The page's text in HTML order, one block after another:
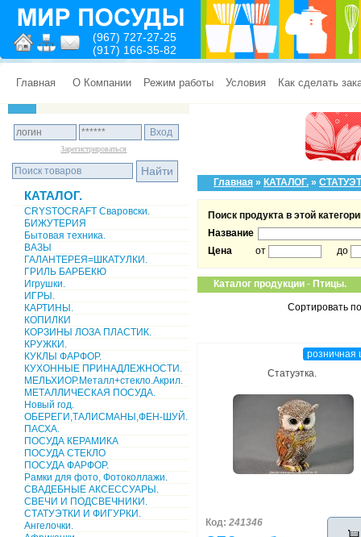
(967) 727-27-25
(917) 166-35-82
Главная О Компании Режим работы Условия Как сделать
Зарегистрироваться
КАТАЛОГ.
CRYSTOCRAFT Сваровски.
БИЖУТЕРИЯ
Бытовая техника.
ВАЗЫ
ГАЛАНТЕРЕЯ=ШКАТУЛКИ.
ГРИЛЬ БАРБЕКЮ
Игрушки.
ИГРЫ.
КАРТИНЫ.
КОПИЛКИ
КОРЗИНЫ ЛОЗА ПЛАСТИК.
КРУЖКИ.
КУКЛЫ ФАРФОР.
КУХОННЫЕ ПРИНАДЛЕЖНОСТИ.
МЕЛЬХИОР.Металл+стекло.Акрил.
МЕТАЛЛИЧЕСКАЯ ПОСУДА.
Новый год.
ОБЕРЕГИ,ТАЛИСМАНЫ,ФЕН-ШУЙ.
ПАСХА.
ПОСУДА КЕРАМИКА
ПОСУДА СТЕКЛО
ПОСУДА ФАРФОР.
Рамки для фото, Фотоколлажи.
СВАДЕБНЫЕ АКСЕССУАРЫ.
СВЕЧИ И ПОДСВЕЧНИКИ.
СТАТУЭТКИ И ФИГУРКИ.
Ангелочки.
Главная » КАТАЛОГ. »
Поиск продукта в этой
Название
Цена
от до
Каталог продукции - Птицы.
Сортировать
розничная
Статуэтка.
Код: 241346